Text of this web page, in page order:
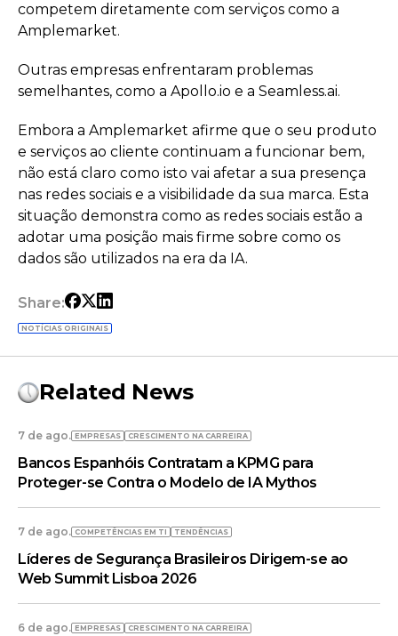
competem diretamente com serviços como a
Amplemarket.
Outras empresas enfrentaram problemas
semelhantes, como a Apollo.io e a Seamless.ai.
Embora a Amplemarket afirme que o seu produto
e serviços ao cliente continuam a funcionar bem,
não está claro como isto vai afetar a sua presença
nas redes sociais e a visibilidade da sua marca. Esta
situação demonstra como as redes sociais estão a
adotar uma posição mais firme sobre como os
dados são utilizados na era da IA.
Share:
NOTÍCIAS ORIGINAIS
Related News
7 de ago. EMPRESAS CRESCIMENTO NA CARREIRA
Bancos Espanhóis Contratam a KPMG para
Proteger-se Contra o Modelo de IA Mythos
7 de ago. COMPETÊNCIAS EM TI TENDÊNCIAS
Líderes de Segurança Brasileiros Dirigem-se ao
Web Summit Lisboa 2026
6 de ago. EMPRESAS CRESCIMENTO NA CARREIRA